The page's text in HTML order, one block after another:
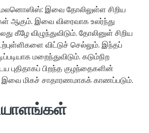
இவை தோலிலுள்ள சிறிய
ஆகும். இவை விரைவாக உலர்ந்து
கீழே விழுந்துவிடும். தோலினுள் சிறிய
விட்டுச் செல்லும். இந்தப்
மறைந்துவிடும். கடும்நிற
புதிதாகப் பிறந்த குழந்தைகளின்
மிகச் சாதாரணமாகக் காணப்படும்.